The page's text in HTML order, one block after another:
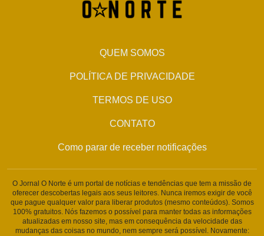
QUEM SOMOS
POLÍTICA DE PRIVACIDADE
TERMOS DE USO
CONTATO
Como parar de receber notificações
O Jornal O Norte é um portal de notícias e tendências que tem a missão de
oferecer descobertas legais aos seus leitores. Nunca iremos exigir de você
que pague qualquer valor para liberar produtos (mesmo conteúdos). Somos
100% gratuitos. Nós fazemos o possível para manter todas as informações
atualizadas em nosso site, mas em consequência da velocidade das
mudanças das coisas no mundo, nem sempre será possível. Novamente: